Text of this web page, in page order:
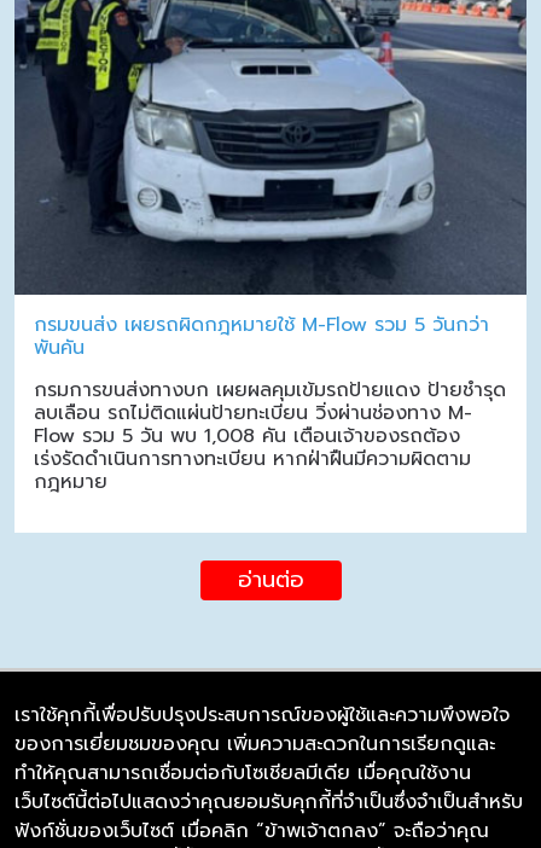
กรมขนส่ง เผยรถผิดกฎหมายใช้ M-Flow รวม 5 วันกว่า
พันคัน
กรมการขนส่งทางบก เผยผลคุมเข้มรถป้ายแดง ป้ายชำรุด
ลบเลือน รถไม่ติดแผ่นป้ายทะเบียน วิ่งผ่านช่องทาง M-
Flow รวม 5 วัน พบ 1,008 คัน เตือนเจ้าของรถต้อง
เร่งรัดดำเนินการทางทะเบียน หากฝ่าฝืนมีความผิดตาม
กฎหมาย
อ่านต่อ
บริษัท ซิมลิงค์ จำกัด
98/226 Bangrakyai-Baanmai Road,
Bangyai, Nonthaburi 11140
เราใช้คุกกี้เพื่อปรับปรุงประสบการณ์ของผู้ใช้และความพึงพอใจ
ของการเยี่ยมชมของคุณ เพิ่มความสะดวกในการเรียกดูและ
ทำให้คุณสามารถเชื่อมต่อกับโซเชียลมีเดีย เมื่อคุณใช้งาน
เว็บไซต์นี้ต่อไปแสดงว่าคุณยอมรับคุกกี้ที่จำเป็นซึ่งจำเป็นสำหรับ
ฟังก์ชั่นของเว็บไซต์ เมื่อคลิก “ข้าพเจ้าตกลง” จะถือว่าคุณ